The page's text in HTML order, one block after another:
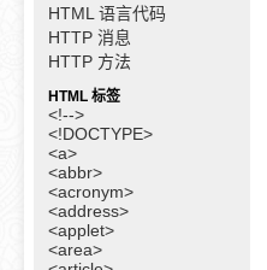
HTML 语言代码
HTTP 消息
HTTP 方法
HTML 标签
<!-->
<!DOCTYPE>
<a>
<abbr>
<acronym>
<address>
<applet>
<area>